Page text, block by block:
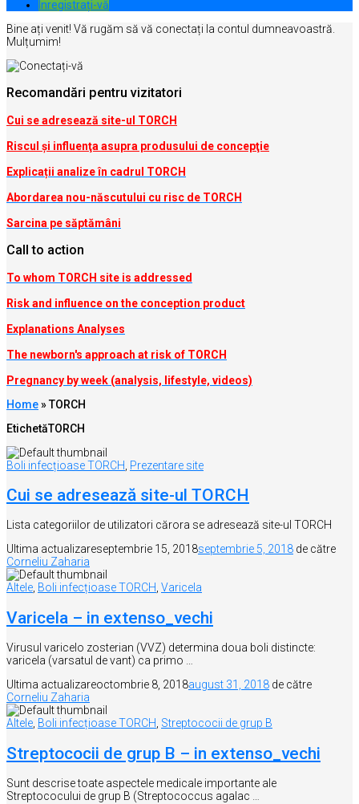
Inregistrați-vă
Bine ați venit! Vă rugăm să vă conectați la contul dumneavoastră.
Mulțumim!
Recomandări pentru vizitatori
Cui se adresează site-ul TORCH
Riscul şi influenţa asupra produsului de concepţie
Explicații analize în cadrul TORCH
Abordarea nou-născutului cu risc de TORCH
Sarcina pe săptămâni
Call to action
To whom TORCH site is addressed
Risk and influence on the conception product
Explanations Analyses
The newborn's approach at risk of TORCH
Pregnancy by week (analysis, lifestyle, videos)
Home»TORCH
EtichetăTORCH
Boli infecțioase TORCH Prezentare site
Cui se adresează site-ul TORCH
Lista categoriilor de utilizatori cărora se adresează site-ul TORCH
Ultima actualizareseptembrie 15, 2018septembrie 5, 2018 de către
Corneliu Zaharia
Altele, Boli infecțioase TORCH, Varicela
Varicela – in extenso_vechi
Virusul varicelo zosterian (VVZ) determina doua boli distincte:
varicela (varsatul de vant) ca primo …
Ultima actualizareoctombrie 8, 2018august 31, 2018 de către
Corneliu Zaharia
Altele Boli infecțioase TORCH Streptococii de grup B
Streptococii de grup B – in extenso_vechi
Sunt descrise toate aspectele medicale importante ale
Streptococului de grup B (Streptococcus agalac …